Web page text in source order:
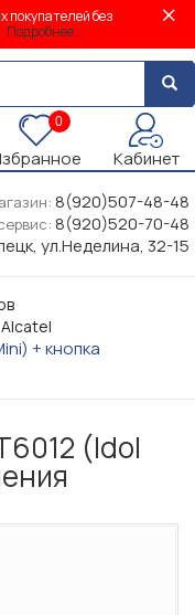
покупателей без
Подробнее...
0
Кабинет
8(920)507-48-48
8(920)520-70-48
ул.Неделина, 32-15
Alcatel
+ кнопка
(Idol